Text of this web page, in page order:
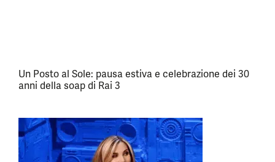
Un Posto al Sole: pausa estiva e celebrazione dei 30
anni della soap di Rai 3